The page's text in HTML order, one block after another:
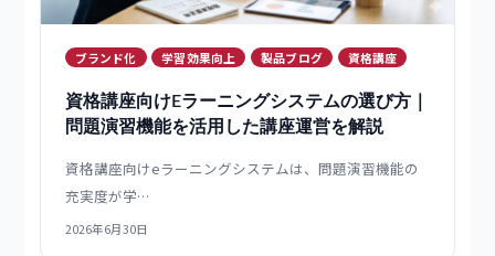
いのは…
2026年7月1日